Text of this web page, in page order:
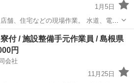
1月5日
住宅などの現場作業。 水道、電
30分 休憩2
駅 内装職人 多能工
付 / 施設整備手元作業員 / 島根県
円
会社
11月25日